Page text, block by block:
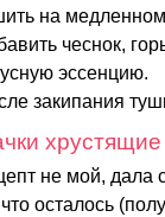
на
чеснок,
эссенцию.
закипания
хрустящие
не мой, дала
осталось